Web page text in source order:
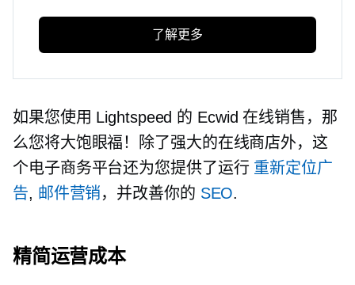
了解更多
如果您使用 Lightspeed 的 Ecwid 在线销售，那
么您将大饱眼福！除了强大的在线商店外，这
个电子商务平台还为您提供了运行 重新定位广
告, 邮件营销，并改善你的 SEO.
精简运营成本